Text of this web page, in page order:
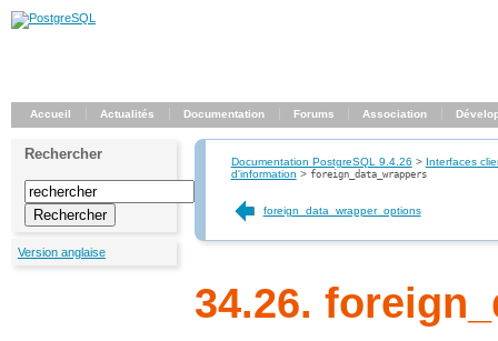
Accueil Actualités Documentation Forums Association
Rechercher
Version anglaise
Documentation PostgreSQL 9.4.26 > Interfaces
d'information > foreign_data_wrappers
foreign_data_wrapper_options
34.26.